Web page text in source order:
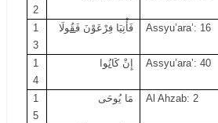
2
1
3
فَأْتِيَا فِرْعَوْنَ فَقُولَا Assyu’ara’: 16
1
4
إِنْ كَانُو Assyu’ara’: 40
1
5
مَا يُوحَى Al Ahzab: 2